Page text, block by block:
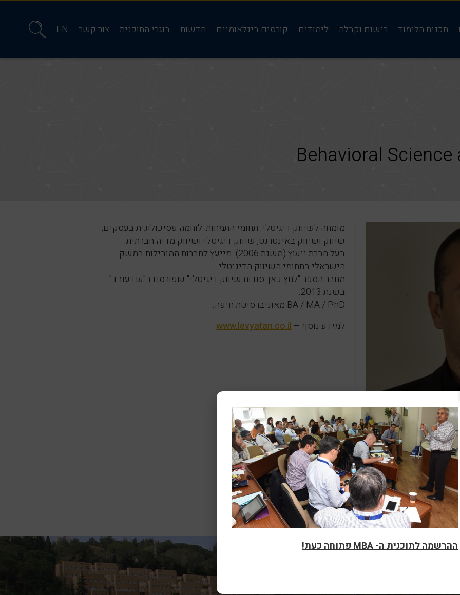
תכנית הלימוד רישום וקבלה לימודים קורסים בינלאומיים חדשות בוגרי התוכנית צור קשר EN
Behavioral
מומחה לשיווק דיגיטלי. תחומי התמחות: לוחמה פסיכולוגית בעסקים,
שיווק ושיווק באינטרנט, שיווק דיגיטלי ושיווק מדיה חברתית.
בעל חברת ייעוץ (משנת 2006). מייעץ לחברות המובילות במשק
הישראלי בתחומי השיווק הדיגיטלי.
מחבר הספר "לחץ כאן: סודות שיווק דיגיטלי" שפורסם ב"עם עובד"
בשנת 2013.
BA / MA / PhD מאוניברסיטת חיפה.
למידע נוסף –www.levyatan.co.il
ההרשמה לתוכנית ה- MBA פתוחה כעת!